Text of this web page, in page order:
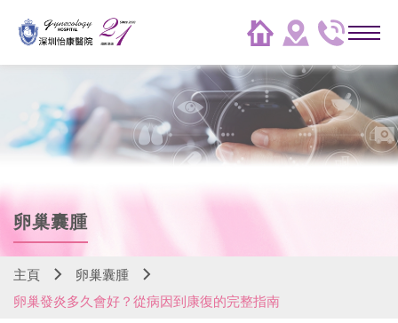
卵巢囊腫
主頁
卵巢囊腫
卵巢發炎多久會好？從病因到康復的完整指南